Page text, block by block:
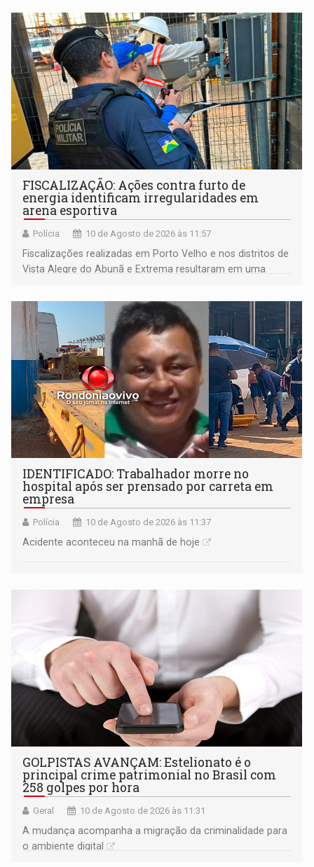
FISCALIZAÇÃO: Ações contra furto de
energia identificam irregularidades em
arena esportiva
Polícia 10 de Agosto de 2026 às 11:57
Fiscalizações realizadas em Porto Velho e nos distritos de
Vista Alegre do Abunã e Extrema resultaram em uma
com fornecimento irregular
IDENTIFICADO: Trabalhador morre no
hospital após ser prensado por carreta em
empresa
Polícia 10 de Agosto de 2026 às 11:37
Acidente aconteceu na manhã de hoje
GOLPISTAS AVANÇAM: Estelionato é o
principal crime patrimonial no Brasil com
258 golpes por hora
Geral 10 de Agosto de 2026 às 11:31
A mudança acompanha a migração da criminalidade para
o ambiente digital